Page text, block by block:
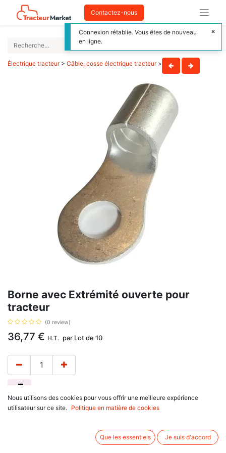
Contactez-nous
Électrique tracteur> Câble, cosse électrique tracteur>
Borne avec Extrémité ouverte pour
tracteur
(0 review)
36,77 € H.T. par Lot de 10
Trou 10mm convient au câble de batterie 40 / 50mm2.
Nous utilisons des cookies pour vous offrir une meilleure expérience
utilisateur sur ce site.
Politique en matière de cookies
Que les essentiels Je suis d'accord
Connexion rétablie. Vous êtes de nouveau
en ligne.